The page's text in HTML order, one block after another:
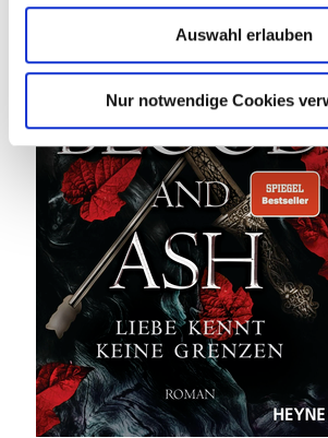
Auswahl erlauben
Nur notwendige Cookies